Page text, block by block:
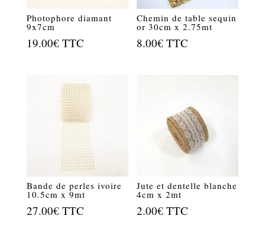
Photophore diamant
9x7cm
19.00€ TTC
Chemin de table sequin
or 30cm x 2.75mt
8.00€ TTC
Bande de perles ivoire
10.5cm x 9mt
27.00€ TTC
Jute et dentelle blanche
4cm x 2mt
2.00€ TTC